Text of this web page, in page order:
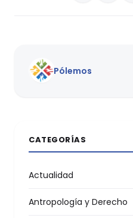
Pólemos
CATEGORÍAS
Actualidad
Antropología y Derecho